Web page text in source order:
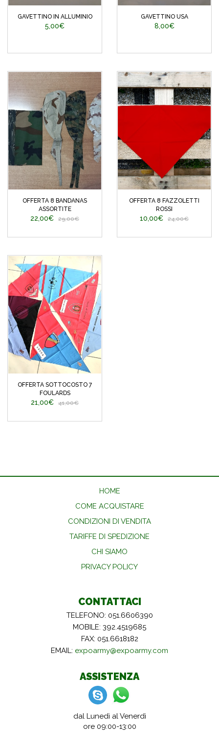
GAVETTINO IN ALLUMINIO
5,00€
GAVETTINO USA
8,00€
OFFERTA 8 BANDANAS
ASSORTITE
22,00€ 29,00€
OFFERTA 8 FAZZOLETTI
ROSSI
10,00€ 24,00€
OFFERTA SOTTOCOSTO 7
FOULARDS
21,00€ 41,00€
HOME
COME ACQUISTARE
CONDIZIONI DI VENDITA
TARIFFE DI SPEDIZIONE
CHI SIAMO
PRIVACY POLICY
CONTATTACI
TELEFONO: 051.6606390
MOBILE: 392.4519685
FAX: 051.6618182
EMAIL: expoarmy@expoarmy.com
ASSISTENZA
dal Lunedì al Venerdì
ore 09:00-13:00